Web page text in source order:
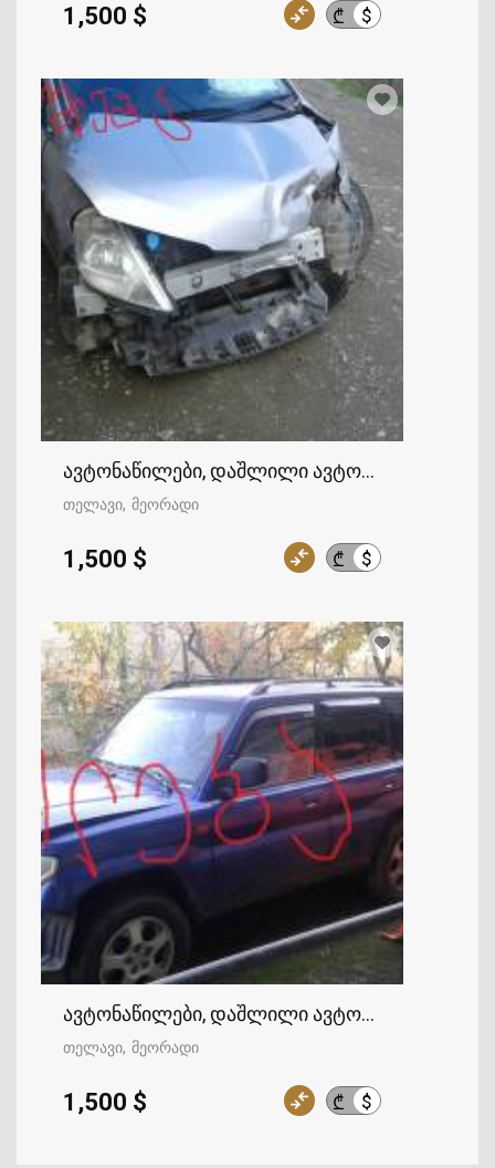
₾ $
1,500 $
ავტონაწილები, დაშლილი ავტომობილები
თელავი მეორადი
₾ $
1,500 $
ავტონაწილები, დაშლილი ავტომობილები
თელავი მეორადი
₾ $
1,500 $